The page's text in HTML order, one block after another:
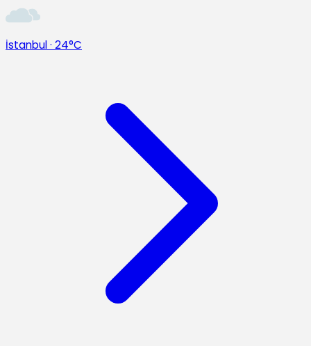
İstanbul· 24°C